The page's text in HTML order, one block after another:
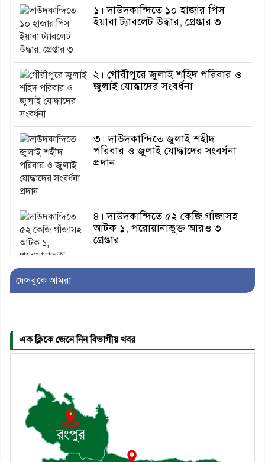
১। দাউদকান্দিতে ১০ হাজার পিস
ইয়াবা ট্যাবলেট উদ্ধার, গ্রেপ্তার ৩
২। গৌরীপুরে জুলাই শহিদ পরিবার ও
জুলাই যোদ্ধাদের সংবর্ধনা
৩। দাউদকান্দিতে জুলাই শহীদ
পরিবার ও জুলাই যোদ্ধাদের সংবর্ধনা
প্রদান
৪। দাউদকান্দিতে ৫২ কেজি গাঁজাসহ
আটক ১, পরোয়ানাভুক্ত আরও ৩
গ্রেপ্তার
৫। মেঘনা উপজেলা বিএনপির নতুন
৬। জেলা পুলিশ সুপার থেকে সম্মাননা
৭। দাউদকান্দিতে উপজেলা আইন-
শৃঙ্খলা কমিটির মাসিক সভা অনুষ্ঠিত
ফেসবুকে আমরা
এক ক্লিকে জেনে নিন বিভাগীয় খবর